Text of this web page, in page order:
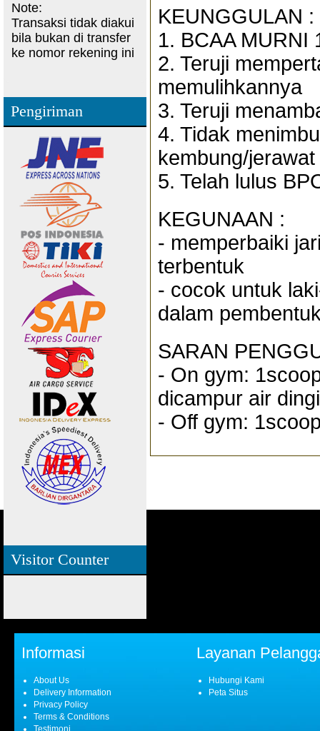
Note:
Transaksi tidak diakui
bila bukan di transfer
ke nomor rekening ini
Pengiriman
Visitor Counter
KEUNGGULAN :
1. BCAA MURNI
2. Teruji
memulihkannya
3. Teruji
4. Tidak
kembung/
5. Telah lulus
KEGUNAAN :
- memperbaiki
terbentuk
- cocok untuk
dalam
SARAN
- On gym:
dicampur air
- Off gym:
Informasi
About Us
Delivery Information
Privacy Policy
Terms & Conditions
Testimoni
Layanan
Hubungi Kami
Peta Situs